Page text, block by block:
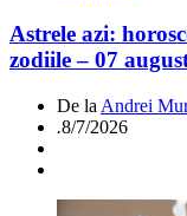
Astrele azi:
zodiile – 07
De la Andrei
.8/7/2026